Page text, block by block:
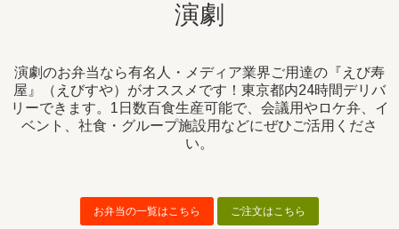
演劇
演劇のお弁当なら有名人・メディア業界ご用達の『えび寿
屋』（えびすや）がオススメです！東京都内24時間デリバ
リーできます。1日数百食生産可能で、会議用やロケ弁、イ
ベント、社食・グループ施設用などにぜひご活用くださ
い。
お弁当の一覧はこちら ご注文はこちら